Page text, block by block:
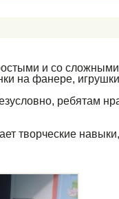
и со
на фанере,
ребятам
творческие